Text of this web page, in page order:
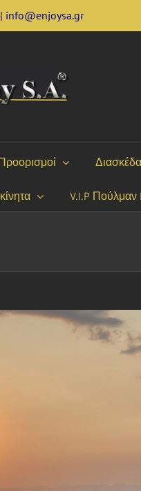
info@enjoysa.gr
V.I.P Πούλμαν